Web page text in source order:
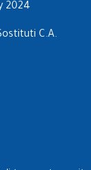
2024
C.A.